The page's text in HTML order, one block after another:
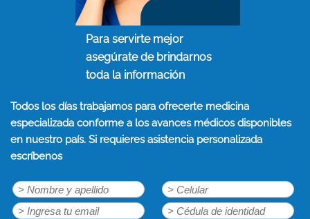
Para servirte mejor
asegúrate de brindarnos
toda la información
Todos los días trabajamos para ofrecerte medicina
especializada conforme a los avances médicos disponibles
en nuestro país. Si requieres asistencia personalizada
escríbenos